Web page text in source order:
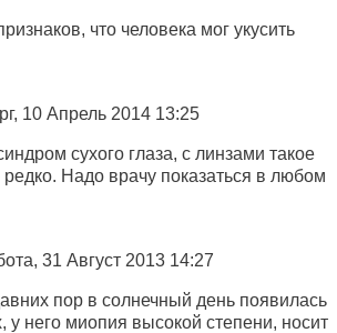
что человека мог укусить
10 Апрель 2014 13:25
сухого глаза, с линзами такое
редко. Надо врачу показаться в любом
31 Август 2013 14:27
пор в солнечный день появилась
у него миопия высокой степени, носит